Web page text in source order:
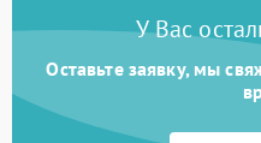
У Вас
Оставьте заявку, мы